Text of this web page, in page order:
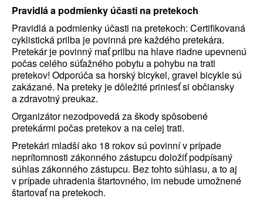
Pravidlá a podmienky účasti na pretekoch
Pravidlá a podmienky účasti na pretekoch: Certifikovaná
cyklistická prilba je povinná pre každého pretekára.
Pretekár je povinný mať prilbu na hlave riadne upevnenú
počas celého súťažného pobytu a pohybu na trati
pretekov! Odporúča sa horský bicykel, gravel bicykle sú
zakázané. Na preteky je dôležité priniesť si občiansky
a zdravotný preukaz.
Organizátor nezodpovedá za škody spôsobené
pretekármi počas pretekov a na celej trati.
Pretekári mladší ako 18 rokov sú povinní v prípade
neprítomnosti zákonného zástupcu doložiť podpísaný
súhlas zákonného zástupcu. Bez tohto súhlasu, a to aj
v prípade uhradenia štartovného, im nebude umožnené
štartovať na pretekoch.